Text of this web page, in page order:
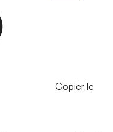
Copier le